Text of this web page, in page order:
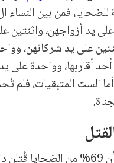
على يد أزواجهن،
على يد شركائهن،
الست المتبقيات، فلم